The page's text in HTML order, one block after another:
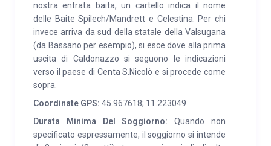
nostra entrata baita, un cartello indica il nome
delle Baite Spilech/Mandrett e Celestina. Per chi
invece arriva da sud della statale della Valsugana
(da Bassano per esempio), si esce dove alla prima
uscita di Caldonazzo si seguono le indicazioni
verso il paese di Centa S.Nicolò e si procede come
sopra.
Coordinate GPS: 45.967618; 11.223049
Durata Minima Del Soggiorno: Quando non
specificato espressamente, il soggiorno si intende